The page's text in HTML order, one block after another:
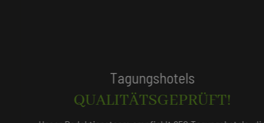
Tagungshotels
QUALITÄTSGEPRÜFT!